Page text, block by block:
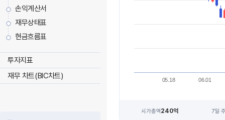
손익계산서
재무상태표
현금흐름표
투자지표
재무 차트(BIC차트)
05.18 06.01
시가총액240억 7일